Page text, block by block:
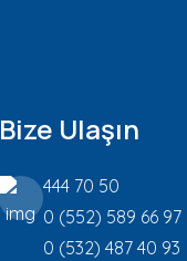
Bize Ulaşın
444 70 50
0 (552) 589 66 97
0 (532) 487 40 93